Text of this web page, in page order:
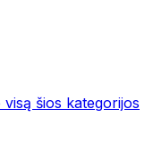
šios kategorijos